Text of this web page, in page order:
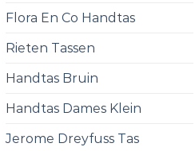
Flora En Co Handtas
Rieten Tassen
Handtas Bruin
Handtas Dames Klein
Jerome Dreyfuss Tas